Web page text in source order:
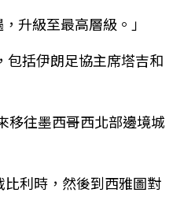
升級至最高層級。」
包括伊朗足協主席塔吉和
移往墨西哥西北部邊境城
利時，然後到西雅圖對